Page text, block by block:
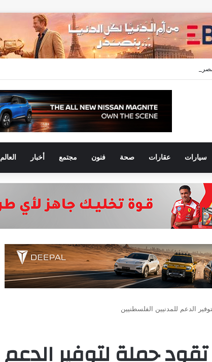
معدلات التسليم خلال النصف الأول من 2026 وتسجل مبيعات جديدة بقيمة 28.4 مليار جنيه
سيارات عقارات صحة فنون مجتمع أخبار العالم
الدعم للمدنيين الفلسطنيين